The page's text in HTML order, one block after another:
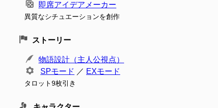
即席アイデアメーカー
異質なシチュエーションを創作
ストーリー
物語設計（主人公視点）
SPモード ／ EXモード
タロット9枚引き